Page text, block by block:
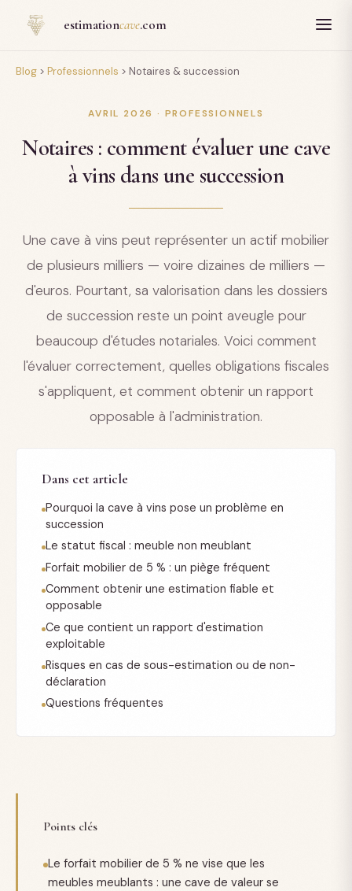
estimationcave.com
Blog > Professionnels > Notaires & succession
AVRIL 2026 · PROFESSIONNELS
Notaires : comment évaluer une cave
à vins dans une succession
Une cave à vins peut représenter un actif mobilier
de plusieurs milliers — voire dizaines de milliers —
d'euros. Pourtant, sa valorisation dans les dossiers
de succession reste un point aveugle pour
beaucoup d'études notariales. Voici comment
l'évaluer correctement, quelles obligations fiscales
s'appliquent, et comment obtenir un rapport
opposable à l'administration.
Dans cet article
Pourquoi la cave à vins pose un problème en
succession
Le statut fiscal : meuble non meublant
Forfait mobilier de 5 % : un piège fréquent
Comment obtenir une estimation fiable et
opposable
Ce que contient un rapport d'estimation
exploitable
Risques en cas de sous-estimation ou de non-
déclaration
Questions fréquentes
Points clés
Le forfait mobilier de 5 % ne vise que les
meubles meublants : une cave de valeur se